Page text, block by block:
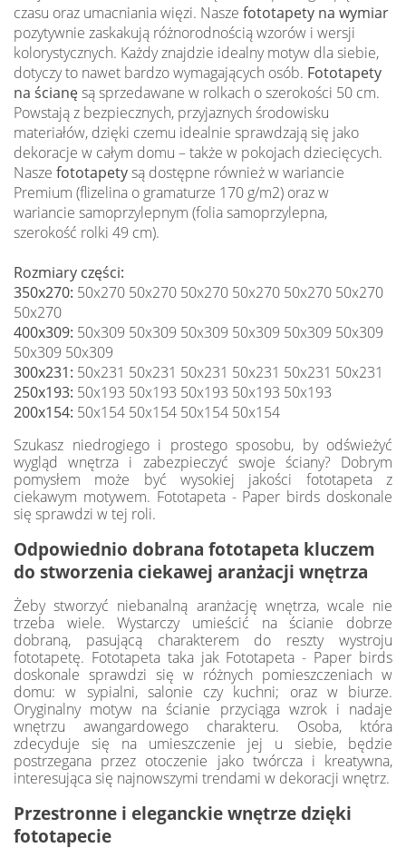
czasu oraz umacniania więzi. Nasze fototapety na wymiar
pozytywnie zaskakują różnorodnością wzorów i wersji
kolorystycznych. Każdy znajdzie idealny motyw dla siebie,
dotyczy to nawet bardzo wymagających osób. Fototapety
na ścianęsą sprzedawane w rolkach o szerokości 50 cm.
Powstają z bezpiecznych, przyjaznych środowisku
materiałów, dzięki czemu idealnie sprawdzają się jako
dekoracje w całym domu – także w pokojach dziecięcych.
Nasze fototapetysą dostępne również w wariancie
Premium (flizelina o gramaturze 170 g/m2) oraz w
wariancie samoprzylepnym (folia samoprzylepna,
szerokość rolki 49 cm).
Rozmiary części:
350x270: 50x270 50x270 50x270 50x270 50x270 50x270
50x270
400x309: 50x309 50x309 50x309 50x309 50x309 50x309
50x309 50x309
300x231: 50x231 50x231 50x231 50x231 50x231 50x231
250x193: 50x193 50x193 50x193 50x193 50x193
200x154: 50x154 50x154 50x154 50x154
Szukasz niedrogiego i prostego sposobu, by odświeżyć
wygląd wnętrza i zabezpieczyć swoje ściany? Dobrym
pomysłem może być wysokiej jakości fototapeta z
ciekawym motywem. Fototapeta - Paper birds doskonale
się sprawdzi w tej roli.
Odpowiednio dobrana fototapeta kluczem
do stworzenia ciekawej aranżacji wnętrza
Żeby stworzyć niebanalną aranżację wnętrza, wcale nie
trzeba wiele. Wystarczy umieścić na ścianie dobrze
dobraną, pasującą charakterem do reszty wystroju
fototapetę. Fototapeta taka jak Fototapeta - Paper birds
doskonale sprawdzi się w różnych pomieszczeniach w
domu: w sypialni, salonie czy kuchni; oraz w biurze.
Oryginalny motyw na ścianie przyciąga wzrok i nadaje
wnętrzu awangardowego charakteru. Osoba, która
zdecyduje się na umieszczenie jej u siebie, będzie
postrzegana przez otoczenie jako twórcza i kreatywna,
interesująca się najnowszymi trendami w dekoracji wnętrz.
Przestronne i eleganckie wnętrze dzięki
fototapecie